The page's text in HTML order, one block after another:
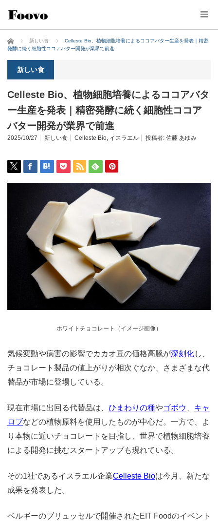
ホーム 新しい食
Celleste Bio、植物細胞培養によるココアバター生産を発表｜精密
発酵に続く細胞性ココアバター開発が業界で前進
新しい食
Celleste Bio、植物細胞培養によるココアバタ
ー生産を発表｜精密発酵に続く細胞性ココア
バター開発が業界で前進
2025/10/27 新しい食 Celleste Bio, イスラエル 投稿者: 佐藤 あゆみ
ホワイトチョコレート（イメージ画像）
気候変動や病害の影響でカカオ豆の価格高騰が深刻化し、
チョコレート製品の値上がりが相次ぐなか、さまざまな代
替品が市場に登場している。
現在市場に出回る代替品は、 ひまわりの種やゴボウ
キャ
ロブなどの植物原料を使用したものが中心だ。一方で、よ
り本物に近いチョコレートを目指し、世界で植物細胞培養
による開発に挑むスタートアップも現れている。
その1社であるイスラエル企業Celleste Bioは今月、新たな
成果を発表した。
ベルギーのブリュッセルで開催されたEIT Foodのイベント